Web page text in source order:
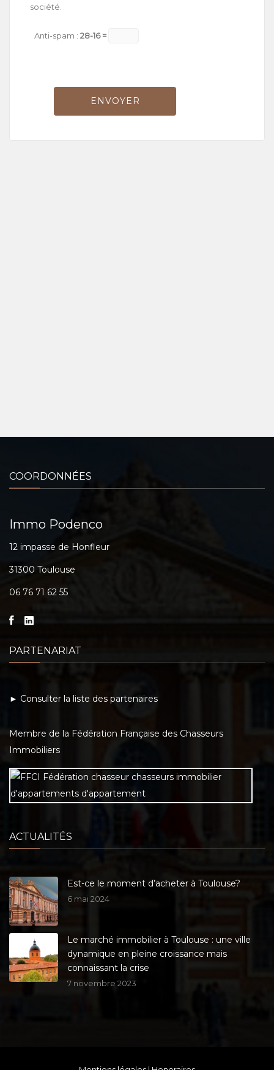
société.
Anti-spam : 28-16 =
COORDONNÉES
Immo Podenco
12 impasse de Honfleur
31300 Toulouse
06 76 71 62 55
PARTENARIAT
► Consulter la liste des partenaires
Membre de la Fédération Française des Chasseurs
Immobiliers
ACTUALITÉS
Est-ce le moment d’acheter à Toulouse?
6 mai 2024
Le marché immobilier à Toulouse : une ville
dynamique en pleine croissance mais
connaissant la crise
7 novembre 2023